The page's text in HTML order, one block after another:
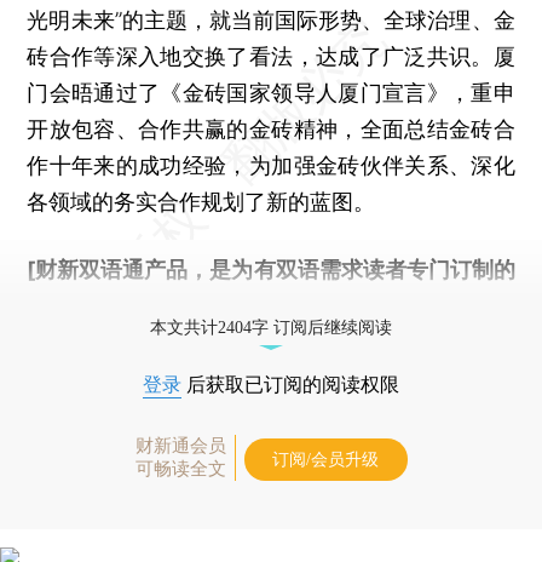
光明未来”的主题，就当前国际形势、全球治理、金
砖合作等深入地交换了看法，达成了广泛共识。厦
门会晤通过了《金砖国家领导人厦门宣言》，重申
开放包容、合作共赢的金砖精神，全面总结金砖合
作十年来的成功经验，为加强金砖伙伴关系、深化
各领域的务实合作规划了新的蓝图。
[财新双语通产品，是为有双语需求读者专门订制的
本文共计2404字 订阅后继续阅读
登录 后获取已订阅的阅读权限
财新通会员
可畅读全文
订阅/会员升级